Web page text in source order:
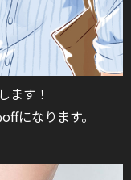
ます！
になります。